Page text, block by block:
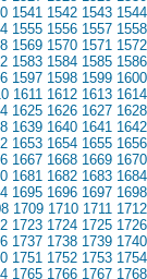
1541 1542 1543 1544
1555 1556 1557 1558
1569 1570 1571 1572
1583 1584 1585 1586
1597 1598 1599 1600
1611 1612 1613 1614
1625 1626 1627 1628
1639 1640 1641 1642
1653 1654 1655 1656
1667 1668 1669 1670
1681 1682 1683 1684
1695 1696 1697 1698
1709 1710 1711 1712
1723 1724 1725 1726
1737 1738 1739 1740
1751 1752 1753 1754
1765 1766 1767 1768